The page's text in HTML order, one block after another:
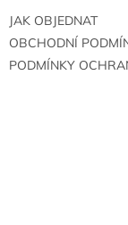
JAK OBJEDNAT
OBCHODNÍ
PODMÍNKY